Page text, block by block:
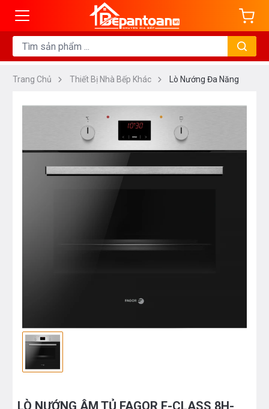
Trang Chủ Thiết Bị Nhà Bếp Khác Lò Nướng Đa Năng